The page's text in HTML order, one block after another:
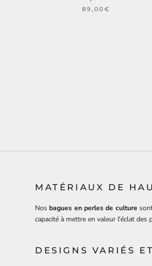
89,00€
MATÉRIAUX DE
Nos bagues en perles de culture
capacité à mettre en valeur l'éclat des
DESIGNS VARIÉS